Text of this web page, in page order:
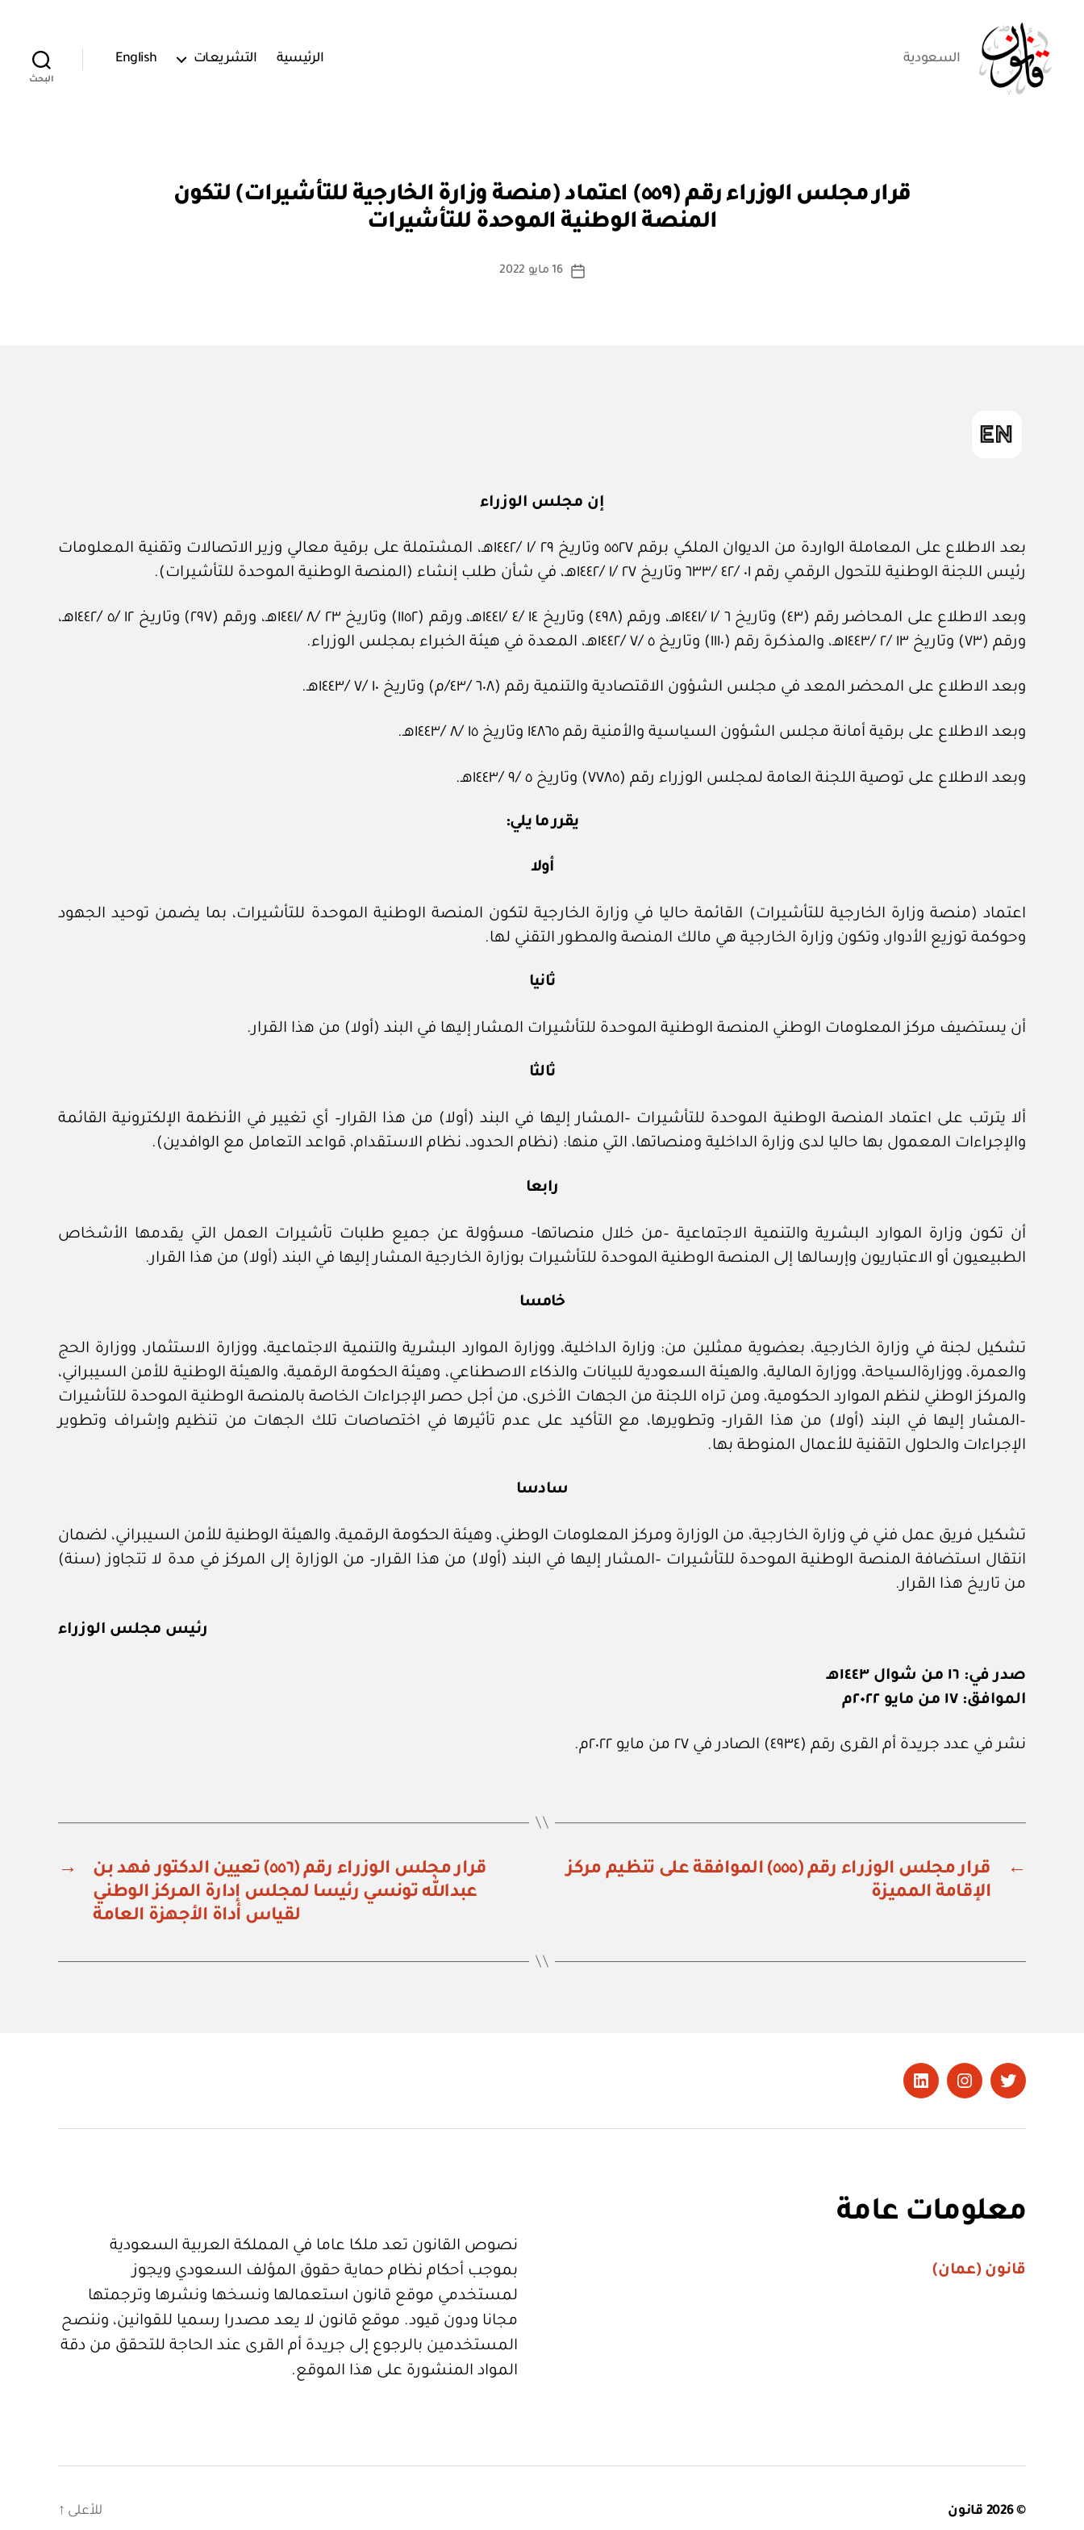
السعودية الرئيسية التشريعات English
البحث
التصنيفات
قرار مجلس الوزراء رقم (٥٥٩) اعتماد (منصة وزارة الخارجية للتأشيرات) لتكون
المنصة الوطنية الموحدة للتأشيرات
كاتب
بو
ا
س
ة
تاريخ
16 مايو 2022
إن مجلس الوزراء
بعد الاطلاع على المعاملة الواردة من الديوان الملكي برقم ٥٥٢٧ وتاريخ ٢٩ /١ /١٤٤٢هـ، المشتملة على برقية معالي وزير الاتصالات وتقنية المعلومات
رئيس اللجنة الوطنية للتحول الرقمي رقم ٠١ /٤٢ /٦٣٣ وتاريخ ٢٧ /١ /١٤٤٢هـ، في شأن طلب إنشاء (المنصة الوطنية الموحدة للتأشيرات).
وبعد الاطلاع على المحاضر رقم (٤٣) وتاريخ ٦ /١ /١٤٤١هـ، ورقم (٤٩٨) وتاريخ ١٤ /٤ /١٤٤١هـ، ورقم (١١٥٢) وتاريخ ٢٣ /٨ /١٤٤١هـ، ورقم (٢٩٧) وتاريخ ١٢ /٥ /١٤٤٢هـ،
ورقم (٧٣) وتاريخ ١٣ /٢ /١٤٤٣هـ، والمذكرة رقم (١١١٠) وتاريخ ٥ /٧ /١٤٤٢هـ، المعدة في هيئة الخبراء بمجلس الوزراء.
وبعد الاطلاع على المحضر المعد في مجلس الشؤون الاقتصادية والتنمية رقم (٦٠٨ /٤٣/م) وتاريخ ١٠ /٧ /١٤٤٣هـ.
وبعد الاطلاع على برقية أمانة مجلس الشؤون السياسية والأمنية رقم ١٤٨٦٥ وتاريخ ١٥ /٨ /١٤٤٣هـ.
وبعد الاطلاع على توصية اللجنة العامة لمجلس الوزراء رقم (٧٧٨٥) وتاريخ ٥ /٩ /١٤٤٣هـ.
يقرر ما يلي:
أولا
اعتماد (منصة وزارة الخارجية للتأشيرات) القائمة حاليا في وزارة الخارجية لتكون المنصة الوطنية الموحدة للتأشيرات، بما يضمن توحيد الجهود
وحوكمة توزيع الأدوار، وتكون وزارة الخارجية هي مالك المنصة والمطور التقني لها.
ثانيا
أن يستضيف مركز المعلومات الوطني المنصة الوطنية الموحدة للتأشيرات المشار إليها في البند (أولا) من هذا القرار.
ثالثا
ألا يترتب على اعتماد المنصة الوطنية الموحدة للتأشيرات –المشار إليها في البند (أولا) من هذا القرار– أي تغيير في الأنظمة الإلكترونية القائمة
والإجراءات المعمول بها حاليا لدى وزارة الداخلية ومنصاتها، التي منها: (نظام الحدود، نظام الاستقدام، قواعد التعامل مع الوافدين).
رابعا
أن تكون وزارة الموارد البشرية والتنمية الاجتماعية –من خلال منصاتها- مسؤولة عن جميع طلبات تأشيرات العمل التي يقدمها الأشخاص
الطبيعيون أو الاعتباريون وإرسالها إلى المنصة الوطنية الموحدة للتأشيرات بوزارة الخارجية المشار إليها في البند (أولا) من هذا القرار.
خامسا
تشكيل لجنة في وزارة الخارجية، بعضوية ممثلين من: وزارة الداخلية، ووزارة الموارد البشرية والتنمية الاجتماعية، ووزارة الاستثمار، ووزارة الحج
والعمرة، ووزارةالسياحة، ووزارة المالية، والهيئة السعودية للبيانات والذكاء الاصطناعي، وهيئة الحكومة الرقمية، والهيئة الوطنية للأمن السيبراني،
والمركز الوطني لنظم الموارد الحكومية، ومن تراه اللجنة من الجهات الأخرى، من أجل حصر الإجراءات الخاصة بالمنصة الوطنية الموحدة للتأشيرات
–المشار إليها في البند (أولا) من هذا القرار– وتطويرها، مع التأكيد على عدم تأثيرها في اختصاصات تلك الجهات من تنظيم وإشراف وتطوير
الإجراءات والحلول التقنية للأعمال المنوطة بها.
سادسا
تشكيل فريق عمل فني في وزارة الخارجية، من الوزارة ومركز المعلومات الوطني، وهيئة الحكومة الرقمية، والهيئة الوطنية للأمن السيبراني، لضمان
انتقال استضافة المنصة الوطنية الموحدة للتأشيرات –المشار إليها في البند (أولا) من هذا القرار– من الوزارة إلى المركز في مدة لا تتجاوز (سنة)
من تاريخ هذا القرار.
رئيس مجلس الوزراء
صدر في: ١٦ من شوال ١٤٤٣هـ
الموافق: ١٧ من مايو ٢٠٢٢م
نشر في عدد جريدة أم القرى رقم (٤٩٣٤) الصادر في ٢٧ من مايو ٢٠٢٢م.
←
قرار مجلس الوزراء رقم (٥٥٥) الموافقة على تنظيم مركز
الإقامة المميزة
→
قرار مجلس الوزراء رقم (٥٥٦) تعيين الدكتور فهد بن
عبدالله تونسي رئيسا لمجلس إدارة المركز الوطني
لقياس أداة الأجهزة العامة
تويتر Instagram
LinkedIn
معلومات عامة
قانون (عمان)
نصوص القانون تعد ملكا عاما في المملكة العربية السعودية
بموجب أحكام نظام حماية حقوق المؤلف السعودي ويجوز
لمستخدمي موقع قانون استعمالها ونسخها ونشرها وترجمتها
مجانا ودون قيود. موقع قانون لا يعد مصدرا رسميا للقوانين، وننصح
المستخدمين بالرجوع إلى جريدة أم القرى عند الحاجة للتحقق من دقة
المواد المنشورة على هذا الموقع.
© 2026 قانون للأعلى ↑